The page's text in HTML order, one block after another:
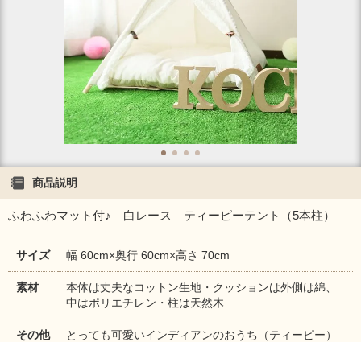
商品説明
ふわふわマット付♪ 白レース ティーピーテント（5本柱）
サイズ 幅 60cm×奥行 60cm×高さ 70cm
素材
本体は丈夫なコットン生地・クッションは外側は綿、
中はポリエチレン・柱は天然木
その他
とっても可愛いインディアンのおうち（ティーピー）